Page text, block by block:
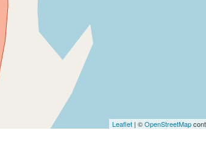
Leaflet | ©OpenStreetMap